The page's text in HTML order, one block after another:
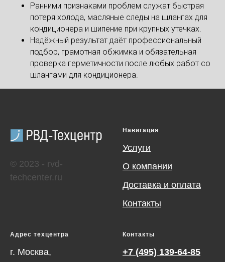
Ранними признаками проблем служат быстрая
потеря холода, масляные следы на шлангах для
кондиционера и шипение при крупных утечках.
Надёжный результат даёт профессиональный
подбор, грамотная обжимка и обязательная
проверка герметичности после любых работ со
шлангами для кондиционера.
© 2023 - rvd-
techcenter.ru
Навигация
Услуги
О компании
Доставка и оплата
Контакты
Адрес техцентра
г. Москва,
Контакты
+7 (495) 139-64-85